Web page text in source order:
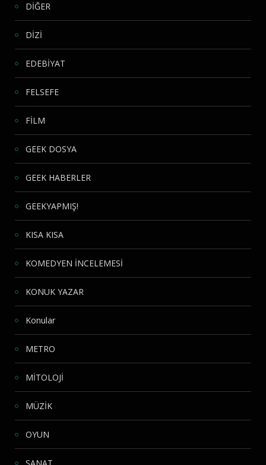
DİĞER
DİZİ
EDEBİYAT
FELSEFE
FİLM
GEEK DOSYA
GEEK HABERLER
GEEKYAPMIŞ!
KISA KISA
KOMEDYEN İNCELEMESİ
KONUK YAZAR
Konular
METRO
MİTOLOJİ
MÜZİK
OYUN